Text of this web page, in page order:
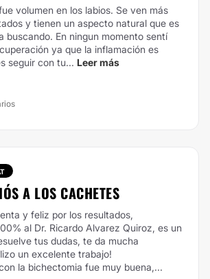
volumen en los labios. Se ven más
y tienen un aspecto natural que es
buscando. En ningun momento sentí
ya que la inflamación es
seguir con tu... Leer más
A LOS CACHETES
y feliz por los resultados,
al Dr. Ricardo Alvarez Quiroz, es un
tus dudas, te da mucha
un excelente trabajo!
la bichectomia fue muy buena,...